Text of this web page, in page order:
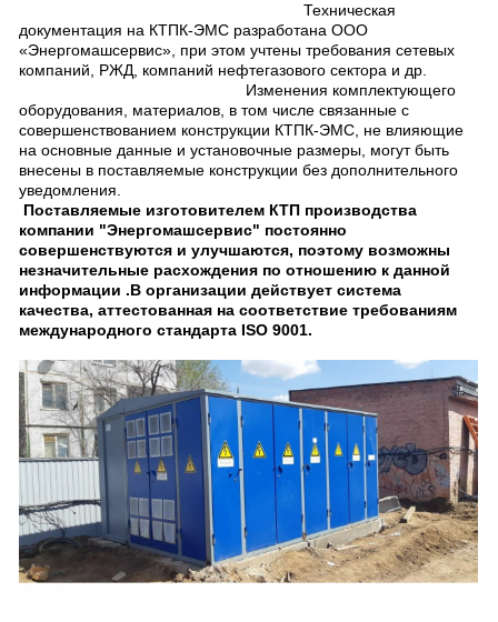
Техническая
документация на КТПК-ЭМС разработана ООО
«Энергомашсервис», при этом учтены требования сетевых
компаний, РЖД, компаний нефтегазового сектора и др.
Изменения комплектующего
оборудования, материалов, в том числе связанные с
совершенствованием конструкции КТПК-ЭМС, не влияющие
на основные данные и установочные размеры, могут быть
внесены в поставляемые конструкции без дополнительного
уведомления.
Поставляемые изготовителем КТП производства
компании "Энергомашсервис" постоянно
совершенствуются и улучшаются, поэтому возможны
незначительные расхождения по отношению к данной
информации .В организации действует система
качества, аттестованная на соответствие требованиям
международного стандарта ISO 9001.